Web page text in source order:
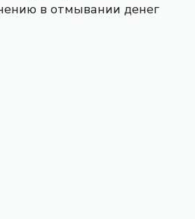
в отмывании денег